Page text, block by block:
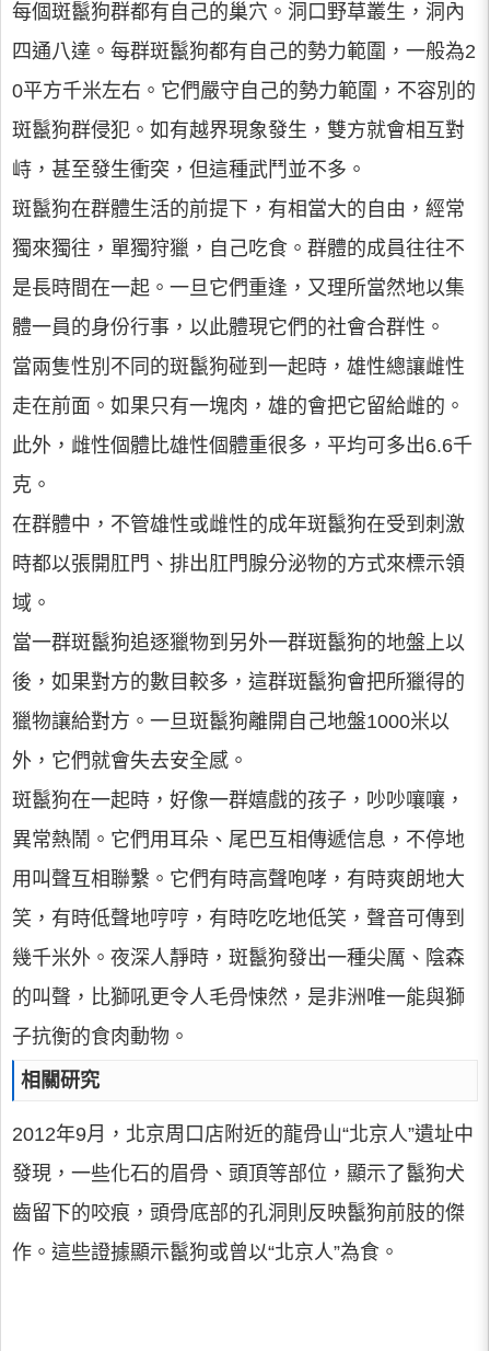
每個斑鬣狗群都有自己的巢穴。洞口野草叢生，洞內
四通八達。每群斑鬣狗都有自己的勢力範圍，一般為2
0平方千米左右。它們嚴守自己的勢力範圍，不容別的
斑鬣狗群侵犯。如有越界現象發生，雙方就會相互對
峙，甚至發生衝突，但這種武鬥並不多。
斑鬣狗在群體生活的前提下，有相當大的自由，經常
獨來獨往，單獨狩獵，自己吃食。群體的成員往往不
是長時間在一起。一旦它們重逢，又理所當然地以集
體一員的身份行事，以此體現它們的社會合群性。
當兩隻性別不同的斑鬣狗碰到一起時，雄性總讓雌性
走在前面。如果只有一塊肉，雄的會把它留給雌的。
此外，雌性個體比雄性個體重很多，平均可多出6.6千
克。
在群體中，不管雄性或雌性的成年斑鬣狗在受到刺激
時都以張開肛門、排出肛門腺分泌物的方式來標示領
域。
當一群斑鬣狗追逐獵物到另外一群斑鬣狗的地盤上以
後，如果對方的數目較多，這群斑鬣狗會把所獵得的
獵物讓給對方。一旦斑鬣狗離開自己地盤1000米以
外，它們就會失去安全感。
斑鬣狗在一起時，好像一群嬉戲的孩子，吵吵嚷嚷，
異常熱鬧。它們用耳朵、尾巴互相傳遞信息，不停地
用叫聲互相聯繫。它們有時高聲咆哮，有時爽朗地大
笑，有時低聲地哼哼，有時吃吃地低笑，聲音可傳到
幾千米外。夜深人靜時，斑鬣狗發出一種尖厲、陰森
的叫聲，比獅吼更令人毛骨悚然，是非洲唯一能與獅
子抗衡的食肉動物。
相關研究
2012年9月，北京周口店附近的龍骨山“北京人”遺址中
發現，一些化石的眉骨、頭頂等部位，顯示了鬣狗犬
齒留下的咬痕，頭骨底部的孔洞則反映鬣狗前肢的傑
作。這些證據顯示鬣狗或曾以“北京人”為食。